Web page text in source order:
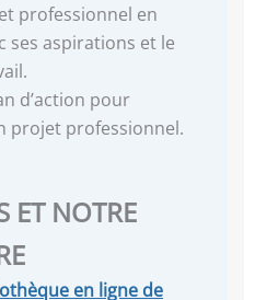
professionnel en
ses aspirations et le
d’action pour
projet professionnel.
ET NOTRE
en ligne de